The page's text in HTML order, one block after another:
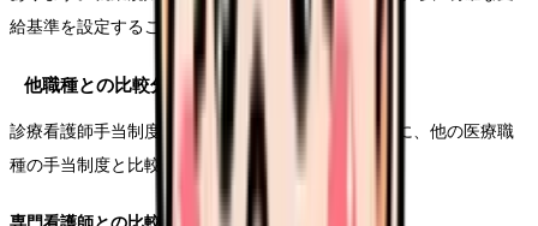
給基準を設定することが求められています。
他職種との比較分析
診療看護師手当制度の特徴をより深く理解するために、他の医療職
種の手当制度と比較分析を行います。